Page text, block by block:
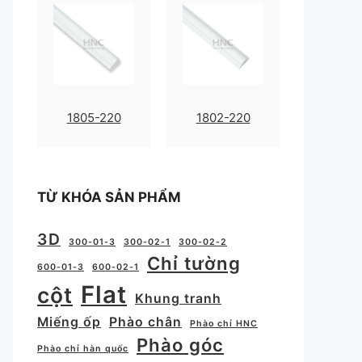
1805-220 1802-220
TỪ KHÓA SẢN PHẨM
3D 300-01-3 300-02-1 300-02-2
600-01-3 600-02-1 Chỉ tường
cột Flat
Khung tranh
Miếng ốp
Phào chân Phào chỉ HNC
Phào chỉ hàn quốc
Phào góc